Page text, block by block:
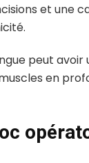
et une
peut
en